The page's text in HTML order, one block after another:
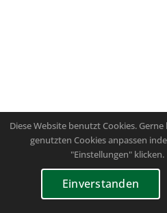
Diese Website benutzt Cookies. Gerne
genutzten Cookies anpassen
"Einstellungen" klicken.
Einverstanden